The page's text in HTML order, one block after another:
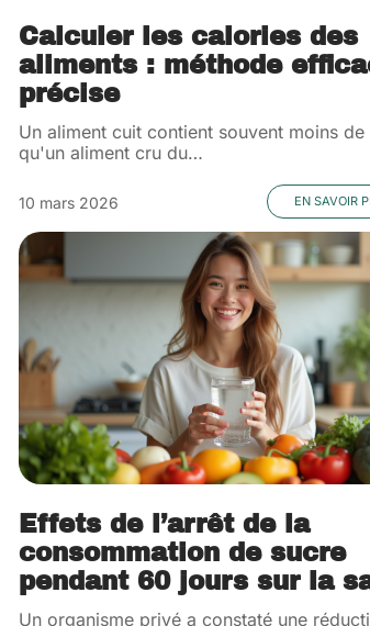
Calculer les calories des
aliments : méthode
précise
Un aliment cuit contient souvent moins
qu'un aliment cru du…
10 mars 2026 EN SAVOIR
Effets de l’arrêt de la
consommation de sucre
pendant 60 jours sur la
Un organisme privé a constaté une